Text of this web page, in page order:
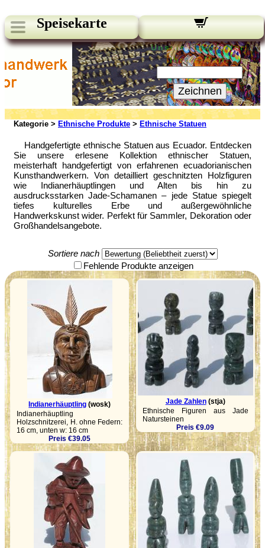
Speisekarte
Unsere Newsletter:
Ihre E-Mail:
Zeichnen
Kategorie > Ethnische Produkte > Ethnische Statuen
Handgefertigte ethnische Statuen aus Ecuador. Entdecken
Sie unsere erlesene Kollektion ethnischer Statuen,
meisterhaft handgefertigt von erfahrenen ecuadorianischen
Kunsthandwerkern. Von detailliert geschnitzten Holzfiguren
wie Indianerhäuptlingen und Alten bis hin zu
ausdrucksstarken Jade-Schamanen – jede Statue spiegelt
tiefes kulturelles Erbe und außergewöhnliche
Handwerkskunst wider. Perfekt für Sammler, Dekoration oder
Großhandelsangebote.
Sortiere nach
Fehlende Produkte anzeigen
Indianerhäuptling (wosk)
Indianerhäuptling
Holzschnitzerei, H. ohne Federn:
16 cm, unten w: 16 cm
Preis €39.05
Jade Zahlen(stja)
Ethnische Figuren aus Jade
Natursteinen
Preis €9.09